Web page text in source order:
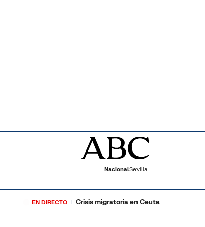
NacionalSevilla
EN DIRECTO Crisis migratoria en Ceuta